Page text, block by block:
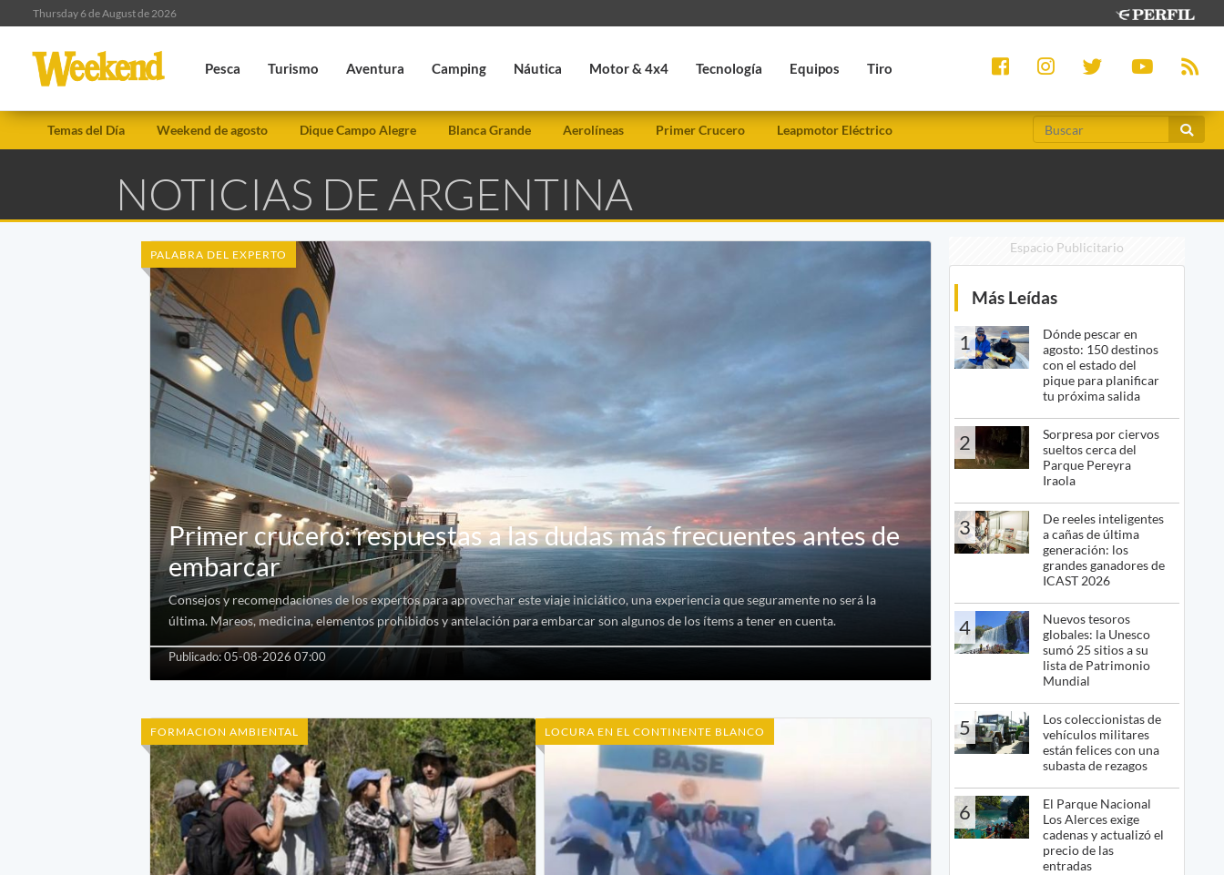
Thursday 6 de August de 2026
Pesca Turismo Aventura Camping Náutica Motor & 4x4 Tecnología Equipos Tiro
Temas del Día Weekend de agosto Dique Campo Alegre Blanca Grande Aerolíneas Primer Crucero Leapmotor Eléctrico
NOTICIAS DE ARGENTINA
PALABRA DEL EXPERTO
Primer crucero: respuestas a las dudas más frecuentes antes de
embarcar
Consejos y recomendaciones de los expertos para aprovechar este viaje iniciático, una experiencia que seguramente no será la
última. Mareos, medicina, elementos prohibidos y antelación para embarcar son algunos de los ítems a tener en cuenta.
Publicado: 05-08-2026 07:00
FORMACION AMBIENTAL LOCURA EN EL CONTINENTE BLANCO
Espacio Publicitario
Más Leídas
1
Dónde pescar en
agosto: 150 destinos
con el estado del
pique para planificar
tu próxima salida
2
Sorpresa por ciervos
sueltos cerca del
Parque Pereyra
Iraola
3
De reeles inteligentes
a cañas de última
generación: los
grandes ganadores de
ICAST 2026
4
Nuevos tesoros
globales: la Unesco
sumó 25 sitios a su
lista de Patrimonio
Mundial
5
Los coleccionistas de
vehículos militares
están felices con una
subasta de rezagos
6
El Parque Nacional
Los Alerces exige
cadenas y actualizó el
precio de las
entradas